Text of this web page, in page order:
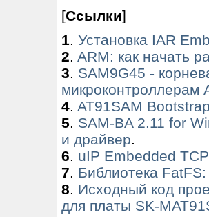
[Ссылки]
1. Установка IAR
2. ARM: как начать
3. SAM9G45 -
микроконтроллерам
4. AT91SAM
5. SAM-BA 2.11 for
и драйвер.
6. uIP Embedded
7. Библиотека
8. Исходный код
для платы SK-